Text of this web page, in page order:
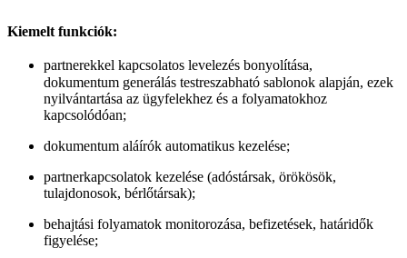
Kiemelt funkciók:
partnerekkel kapcsolatos levelezés bonyolítása,
dokumentum generálás testreszabható sablonok alapján, ezek
nyilvántartása az ügyfelekhez és a folyamatokhoz
kapcsolódóan;
dokumentum aláírók automatikus kezelése;
partnerkapcsolatok kezelése (adóstársak, örökösök,
tulajdonosok, bérlőtársak);
behajtási folyamatok monitorozása, befizetések, határidők
figyelése;